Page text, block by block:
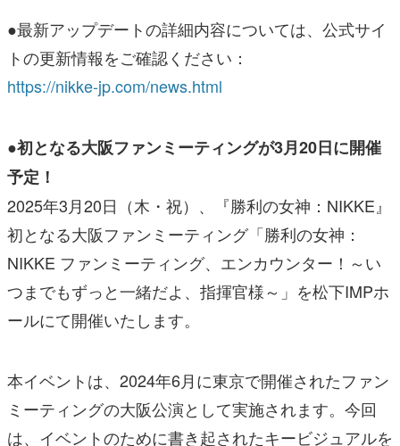
●最新アップデートの詳細内容については、公式サイ
トの更新情報をご確認ください：
https://nikke-jp.com/news.html
●初となる大阪ファンミーティングが3月20日に開催
予定！
2025年3月20日（木・祝）、『勝利の女神：NIKKE』
初となる大阪ファンミーティング「勝利の女神：
NIKKE ファンミーティング、エンカウンター！～い
つまでもずっと一緒だよ、指揮官様～」を松下IMPホ
ールにて開催いたします。
本イベントは、2024年6月に東京で開催されたファン
ミーティングの大阪公演として実施されます。今回
は、イベントのために書き起されたキービジュアルを